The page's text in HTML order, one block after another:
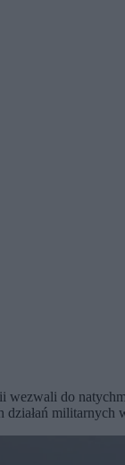
do
działań militarnych